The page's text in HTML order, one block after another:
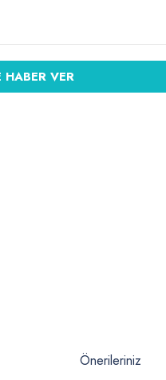
HABER VER
Önerileriniz